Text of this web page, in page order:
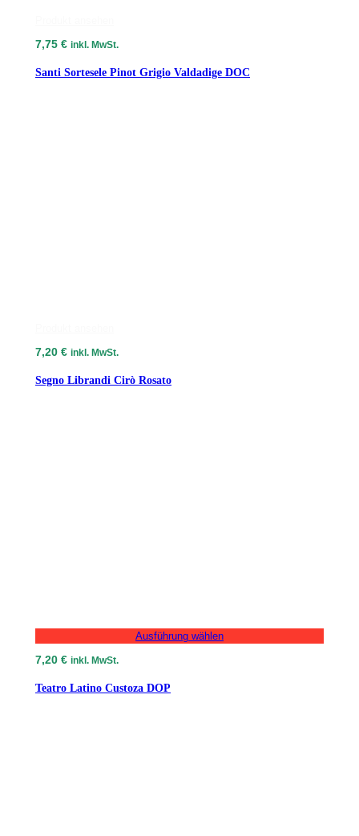
7,75 € inkl. MwSt.
Santi Sortesele Pinot Grigio Valdadige DOC
7,20 € inkl. MwSt.
Segno Librandi Cirò Rosato
Ausführung wählen
7,20 € inkl. MwSt.
Teatro Latino Custoza DOP